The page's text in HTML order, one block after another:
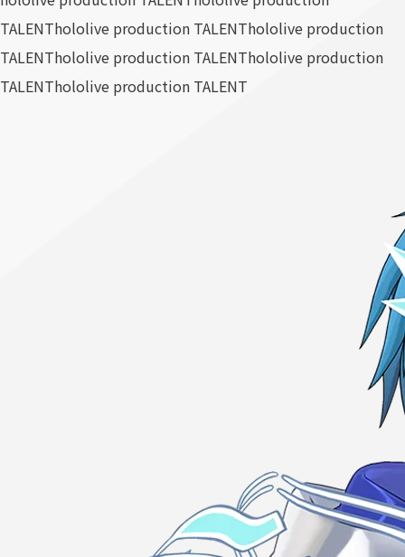
TALENThololive production TALENThololive production
TALENThololive production TALENThololive production
TALENThololive production TALENT